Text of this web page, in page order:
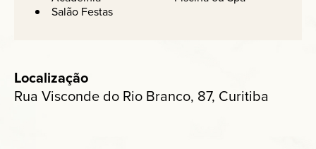
Salão Festas
Localização
Rua Visconde do Rio Branco, 87, Curitiba